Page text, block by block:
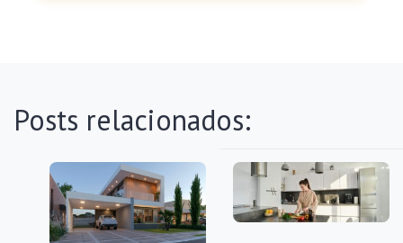
Posts relacionados: